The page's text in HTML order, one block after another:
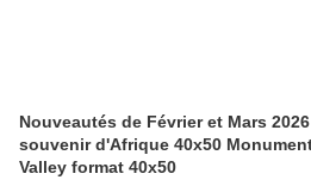
Nouveautés de Février et Mars 2026
souvenir d'Afrique 40x50 Monument
Valley format 40x50